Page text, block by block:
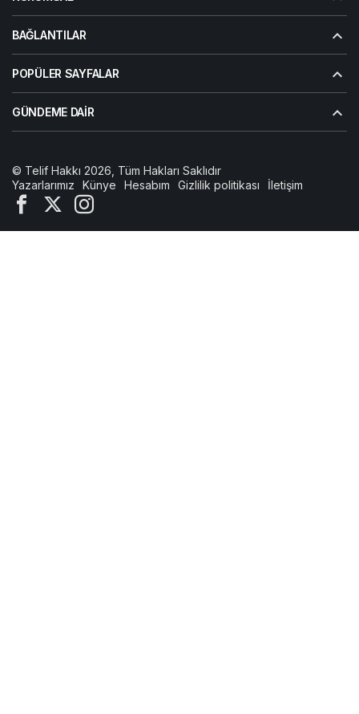
BAĞLANTILAR
POPÜLER SAYFALAR
GÜNDEME DAIR
© Telif Hakkı 2026, Tüm Hakları Saklıdır
Yazarlarımız
Künye Hesabım Gizlilik politikası İletişim